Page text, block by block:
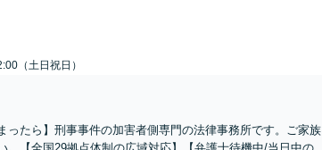
（土日祝日）
ったら】刑事事件の加害者側専門の法律事務所です。ご家族